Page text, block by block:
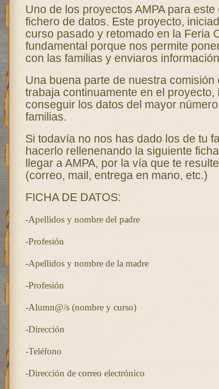
Uno de los proyectos AMPA para
fichero de datos. Este proyecto,
curso pasado y retomado en la Feria
fundamental porque nos permite
con las familias y enviaros
Una buena parte de nuestra comisión
trabaja continuamente en el proyecto,
conseguir los datos del mayor
familias.
Si todavía no nos has dado los de tu
hacerlo rellenenando la siguiente
llegar a AMPA, por la vía que te
(correo, mail, entrega en mano, etc.)
FICHA DE DATOS:
-Apellidos y nombre del padre
-Profesión
-Apellidos y nombre de la madre
-Profesión
-Alumn@/s (nombre y curso)
-Dirección
-Teléfono
-Dirección de correo electrónico